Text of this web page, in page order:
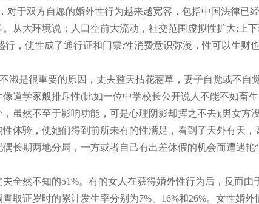
于双方自愿的婚外性行为越来越宽容，包括中国法律已经
大环境说：人口空前大流动，社交范围虚拟性扩大;上
，使性成了通行证和门票;性消费意识弥漫，性可以生财
是很重要的原因，丈夫整天拈花惹草，妻子自觉或不自觉
学家般排斥性(比如一位中学校长公开说人不能不如畜
虽然不至于影响功能，可是心理阴影却挥之不去);男女方
体验，使她们得到前所未有的性满足，看到了天外有天
长期两地分局，一方或者自己有出差休假的机会而遭遇
然不知的51%。有的女人在获得婚外性行为后，反而由
取证岁时的累计发生率分别为7%、16%和26%。女性婚